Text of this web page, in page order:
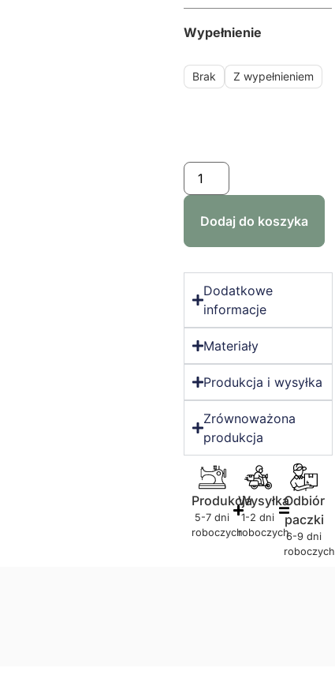
Wypełnienie
Brak Z wypełnieniem
Dodaj do koszyka
Dodatkowe
informacje
Materiały
Produkcja i wysyłka
Zrównoważona
produkcja
Produkcja
5-7 dni
roboczych
Wysyłka
1-2 dni
roboczych
Odbiór
paczki
6-9 dni
roboczych